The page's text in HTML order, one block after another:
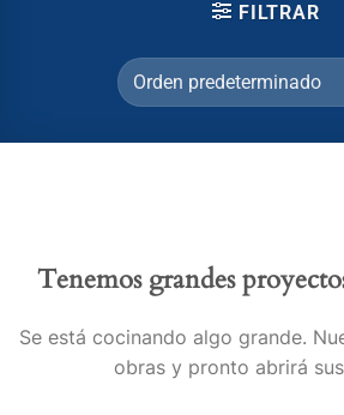
FILTRAR
Tenemos grandes
Se está cocinando algo grande.
obras y pronto abrirá